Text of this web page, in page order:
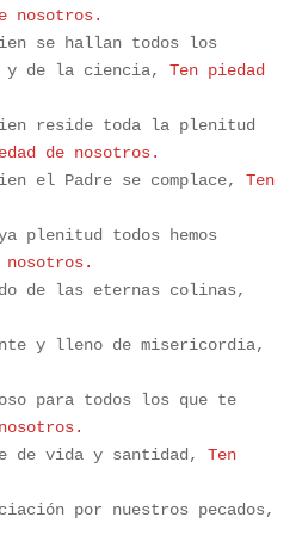
nosotros.
se hallan todos los
y de la ciencia,
Ten piedad
reside toda la plenitud
de nosotros.
el Padre se complace, Ten
plenitud todos hemos
nosotros.
para todos los que te
de vida y santidad, Ten